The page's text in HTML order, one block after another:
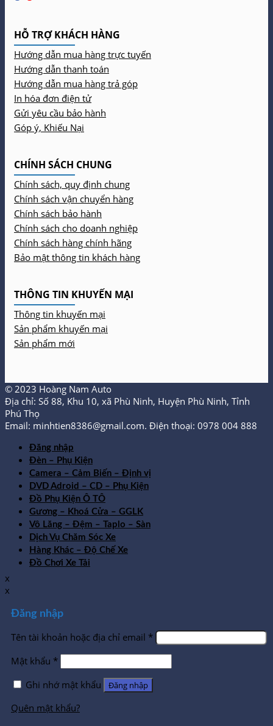
HỖ TRỢ KHÁCH HÀNG
Hướng dẫn mua hàng trực tuyến
Hướng dẫn thanh toán
Hướng dẫn mua hàng trả góp
In hóa đơn điện tử
Gửi yêu cầu bảo hành
Góp ý, Khiếu Nại
CHÍNH SÁCH CHUNG
Chính sách, quy định chung
Chính sách vận chuyển hàng
Chính sách bảo hành
Chính sách cho doanh nghiệp
Chính sách hàng chính hãng
Bảo mật thông tin khách hàng
THÔNG TIN KHUYẾN MẠI
Thông tin khuyến mại
Sản phẩm khuyến mại
Sản phẩm mới
© 2023 Hoàng Nam Auto
Địa chỉ: Số 88, Khu 10, xã Phù Ninh, Huyện Phù Ninh, Tỉnh
Phú Thọ
Email: minhtien8386@gmail.com. Điện thoại: 0978 004 888
Đăng nhập
Đèn – Phụ Kiện
Camera – Cảm Biến – Định vị
DVD Adroid – CD – Phụ Kiện
Đồ Phụ Kiện Ô TÔ
Gương – Khoá Cửa – GGLK
Vô Lăng – Đệm – Taplo – Sàn
Dịch Vụ Chăm Sóc Xe
Hàng Khác – Độ Chế Xe
Đồ Chơi Xe Tải
x
x
Đăng nhập
Tên tài khoản hoặc địa chỉ email *
Mật khẩu *
Ghi nhớ mật khẩu
Đăng nhập
Quên mật khẩu?